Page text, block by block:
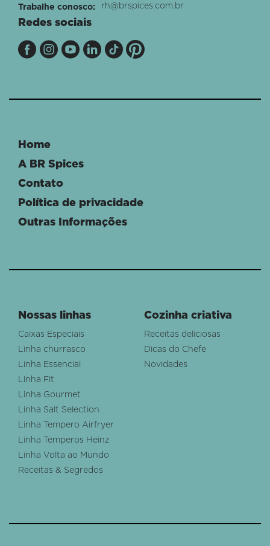
Trabalhe conosco:
rh@brspices.com.br
Redes sociais
Home
A BR Spices
Contato
Política de privacidade
Outras Informações
Nossas linhas
Caixas Especiais
Linha churrasco
Linha Essencial
Linha Fit
Linha Gourmet
Linha Salt Selection
Linha Tempero Airfryer
Linha Temperos Heinz
Linha Volta ao Mundo
Receitas & Segredos
Cozinha criativa
Receitas deliciosas
Dicas do Chefe
Novidades